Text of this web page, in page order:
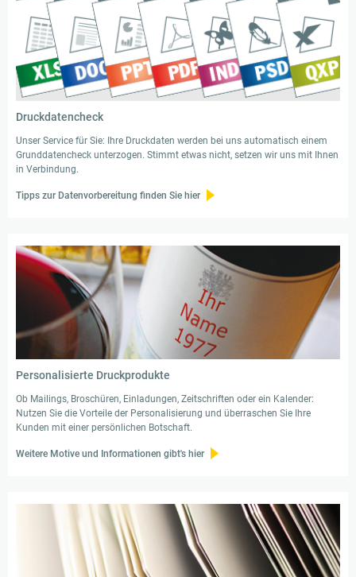
Druckdatencheck
Unser Service für Sie: Ihre Druckdaten werden bei uns automatisch einem
Grunddatencheck unterzogen. Stimmt etwas nicht, setzen wir uns mit Ihnen
in Verbindung.
Tipps zur Datenvorbereitung finden Sie hier
Personalisierte Druckprodukte
Ob Mailings, Broschüren, Einladungen, Zeitschriften oder ein Kalender:
Nutzen Sie die Vorteile der Personalisierung und überraschen Sie Ihre
Kunden mit einer persönlichen Botschaft.
Weitere Motive und Informationen gibt's hier